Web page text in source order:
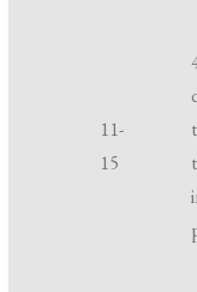
11-
15